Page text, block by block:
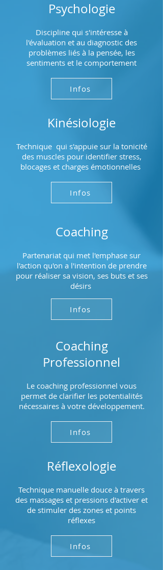
Psychologie
Discipline qui s'intéresse à
l'évaluation et au diagnostic des
problèmes liés à la pensée, les
sentiments et le comportement
Infos
Kinésiologie
Technique qui s'appuie sur la tonicité
des muscles pour identifier stress,
blocages et charges émotionnelles
Infos
Coaching
Partenariat qui met l'emphase sur
l'action qu'on a l'intention de prendre
pour réaliser sa vision, ses buts et ses
désirs
Infos
Coaching
Professionnel
Le coaching professionnel vous
permet de clarifier les potentialités
nécessaires à votre développement.
Infos
Réflexologie
Technique manuelle douce à travers
des massages et pressions d'activer et
de stimuler des zones et points
réflexes
Infos